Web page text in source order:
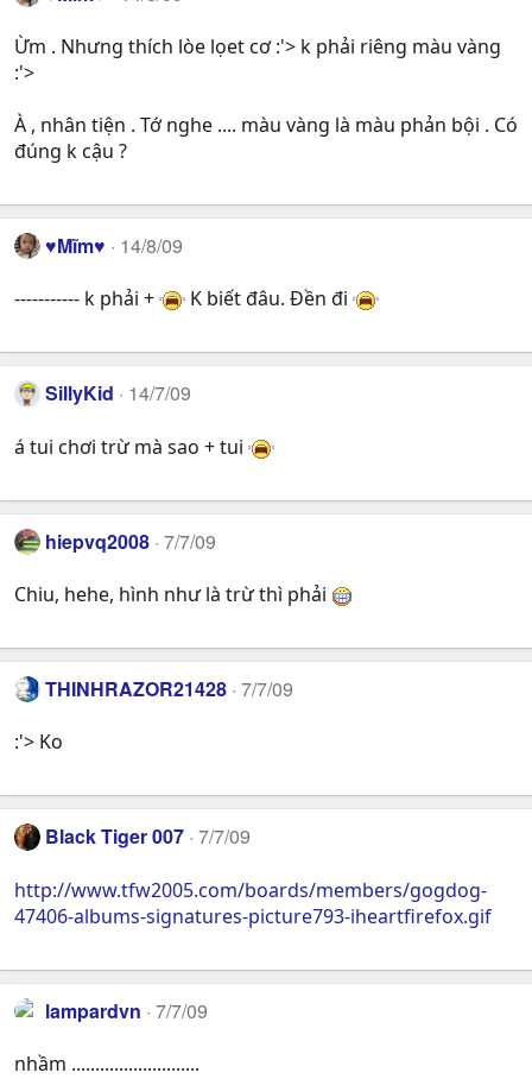
Ừm . Nhưng thích lòe lọet cơ :'> k phải riêng màu vàng
:'>
À , nhân tiện . Tớ nghe .... màu vàng là màu phản bội . Có
đúng k cậu ?
♥Mĩm♥ 14/8/09
----------- k phải + K biết đâu. Đền đi
SillyKid 14/7/09
á tui chơi trừ mà sao + tui
hiepvq2008 7/7/09
Chiu, hehe, hình như là trừ thì phải
THINHRAZOR21428 7/7/09
:'> Ko
Black Tiger 007 7/7/09
http://www.tfw2005.com/boards/members/gogdog-
47406-albums-signatures-picture793-iheartfirefox.gif
lampardvn 7/7/09
nhầm ...........................